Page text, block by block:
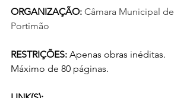
ORGANIZAÇÃO: Câmara Municipal de
Portimão
RESTRIÇÕES: Apenas obras inéditas.
Máximo de 80 páginas.